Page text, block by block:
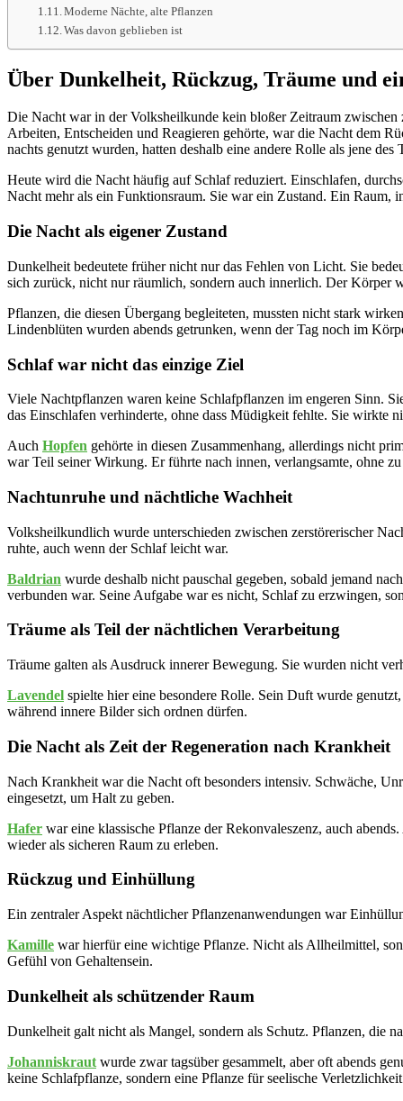
Moderne Nächte, alte Pflanzen
Was davon geblieben ist
Über Dunkelheit, Rückzug, Träume und
Die Nacht war in der Volksheilkunde kein bloßer Zeitraum zwischen
Arbeiten, Entscheiden und Reagieren gehörte, war die Nacht dem
nachts genutzt wurden, hatten deshalb eine andere Rolle als jene des
Heute wird die Nacht häufig auf Schlaf reduziert. Einschlafen,
Nacht mehr als ein Funktionsraum. Sie war ein Zustand. Ein Raum,
Die Nacht als eigener Zustand
Dunkelheit bedeutete früher nicht nur das Fehlen von Licht. Sie
sich zurück, nicht nur räumlich, sondern auch innerlich. Der Körper
Pflanzen, die diesen Übergang begleiteten, mussten nicht stark
Lindenblüten wurden abends getrunken, wenn der Tag noch im
Schlaf war nicht das einzige Ziel
Viele Nachtpflanzen waren keine Schlafpflanzen im engeren Sinn.
das Einschlafen verhinderte, ohne dass Müdigkeit fehlte. Sie wirkte
Auch Hopfen gehörte in diesen Zusammenhang, allerdings nicht
war Teil seiner Wirkung. Er führte nach innen, verlangsamte, ohne
Nachtunruhe und nächtliche Wachheit
Volksheilkundlich wurde unterschieden zwischen zerstörerischer
ruhte, auch wenn der Schlaf leicht war.
Baldrian wurde deshalb nicht pauschal gegeben, sobald jemand
verbunden war. Seine Aufgabe war es nicht, Schlaf zu erzwingen,
Träume als Teil der nächtlichen Verarbeitung
Träume galten als Ausdruck innerer Bewegung. Sie wurden nicht
Lavendel spielte hier eine besondere Rolle. Sein Duft wurde
während innere Bilder sich ordnen dürfen.
Die Nacht als Zeit der Regeneration nach Krankheit
Nach Krankheit war die Nacht oft besonders intensiv. Schwäche,
eingesetzt, um Halt zu geben.
Hafer war eine klassische Pflanze der Rekonvaleszenz, auch
wieder als sicheren Raum zu erleben.
Rückzug und Einhüllung
Ein zentraler Aspekt nächtlicher Pflanzenanwendungen war
Kamille war hierfür eine wichtige Pflanze. Nicht als Allheilmittel,
Gefühl von Gehaltensein.
Dunkelheit als schützender Raum
Dunkelheit galt nicht als Mangel, sondern als Schutz. Pflanzen, die
Johanniskraut wurde zwar tagsüber gesammelt, aber oft abends
keine Schlafpflanze, sondern eine Pflanze für seelische